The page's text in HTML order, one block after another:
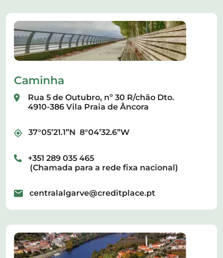
Caminha
Rua 5 de Outubro, nº 30 R/chão Dto.
4910-386 Vila Praia de Âncora
37°05’21.1”N 8°04’32.6”W
+351 289 035 465
(Chamada para a rede fixa nacional)
centralalgarve@creditplace.pt